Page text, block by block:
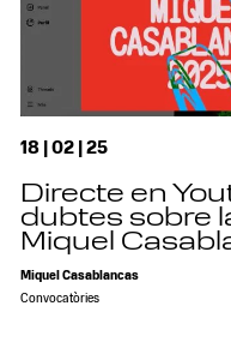
18 | 02 | 25
Directe en
dubtes sobre
Miquel
Miquel Casablancas
Convocatòries